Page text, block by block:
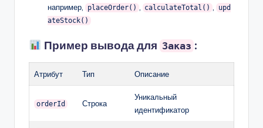
например,
placeOrder() calculateTotal()
upd
ateStock()
Пример вывода для Заказ :
Атрибут Тип Описание
orderId Строка
Уникальный
идентификатор